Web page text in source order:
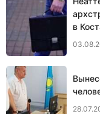
в